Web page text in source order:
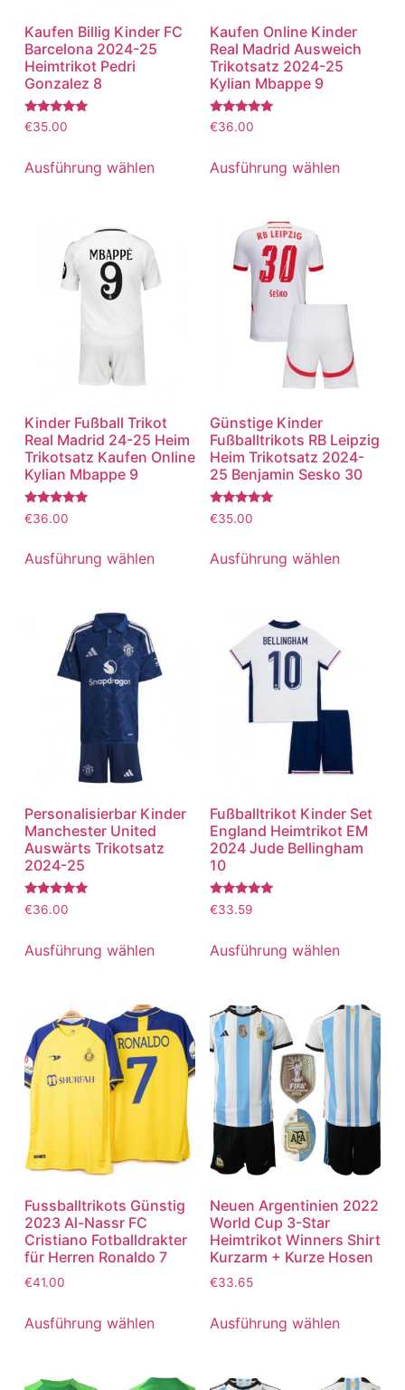
Kaufen Billig Kinder FC
Barcelona 2024-25
Heimtrikot Pedri
Gonzalez 8
Bewertet
mit
von 5
€35.00
Ausführung wählen
Kaufen Online Kinder
Real Madrid Ausweich
Trikotsatz 2024-25
Kylian Mbappe 9
Bewertet
mit
von 5
€36.00
Ausführung wählen
Kinder Fußball Trikot
Real Madrid 24-25 Heim
Trikotsatz Kaufen Online
Kylian Mbappe 9
Bewertet
mit
von 5
€36.00
Ausführung wählen
Günstige Kinder
Fußballtrikots RB Leipzig
Heim Trikotsatz 2024-
25 Benjamin Sesko 30
Bewertet
mit
von 5
€35.00
Ausführung wählen
Personalisierbar Kinder
Manchester United
Auswärts Trikotsatz
2024-25
Bewertet
mit
von 5
€36.00
Ausführung wählen
Fußballtrikot Kinder Set
England Heimtrikot EM
2024 Jude Bellingham
10
Bewertet
mit
von 5
€33.59
Ausführung wählen
Fussballtrikots Günstig
2023 Al-Nassr FC
Cristiano Fotballdrakter
für Herren Ronaldo 7
€41.00
Ausführung wählen
Neuen Argentinien 2022
World Cup 3-Star
Heimtrikot Winners Shirt
Kurzarm + Kurze Hosen
€33.65
Ausführung wählen